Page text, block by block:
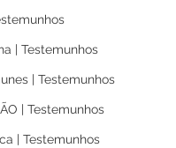
| Testemunhos
| Testemunhos
| Testemunhos
| Testemunhos